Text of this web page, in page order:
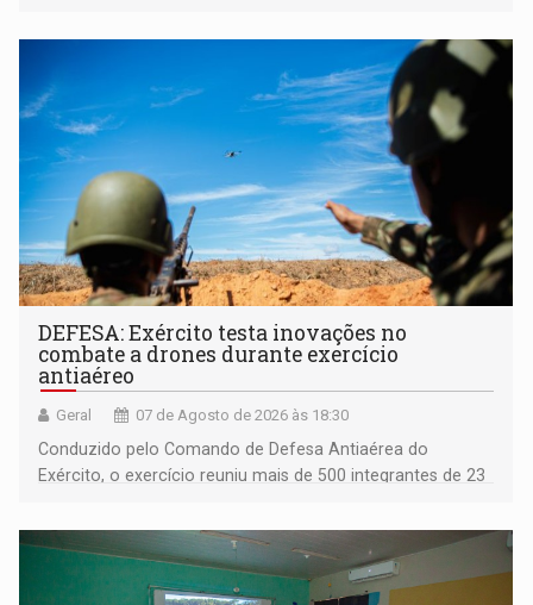
DEFESA: Exército testa inovações no
combate a drones durante exercício
antiaéreo
Geral 07 de Agosto de 2026 às 18:30
Conduzido pelo Comando de Defesa Antiaérea do
Exército, o exercício reuniu mais de 500 integrantes de 23